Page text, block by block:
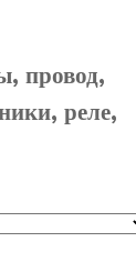
провод,
реле,